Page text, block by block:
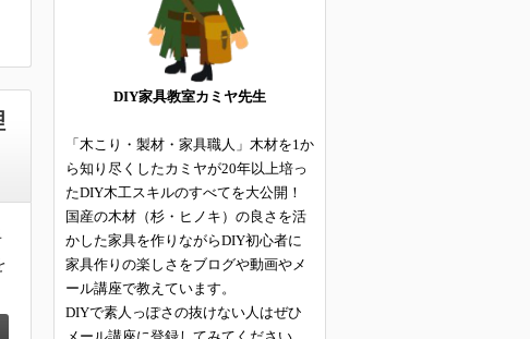
DIY家具教室カミヤ先生
「木こり・製材・家具職人」木材を1か
ら知り尽くしたカミヤが20年以上培っ
たDIY木工スキルのすべてを大公開！
国産の木材（杉・ヒノキ）の良さを活
かした家具を作りながらDIY初心者に
家具作りの楽しさをブログや動画やメ
ール講座で教えています。
DIYで素人っぽさの抜けない人はぜひ
メール講座に登録してみてください